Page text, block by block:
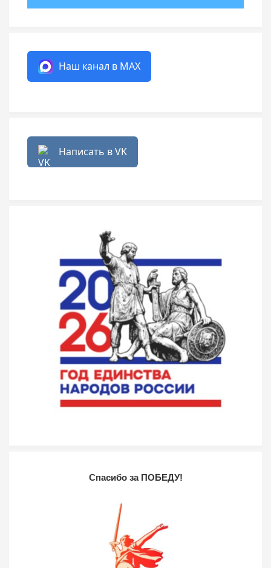
Наш канал в MAX
Написать в VK
Спасибо за ПОБЕДУ!